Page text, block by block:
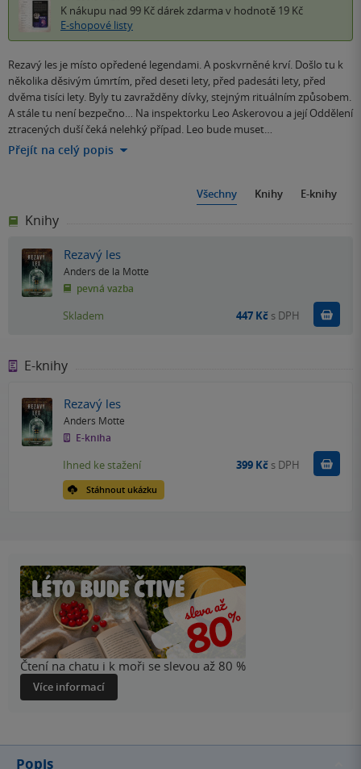
K nákupu nad 99 Kč dárek zdarma v hodnotě 19 Kč
E-shopové listy
Rezavý les je místo opředené legendami. A poskvrněné krví. Došlo tu k
několika děsivým úmrtím, před deseti lety, před padesáti lety, před
dvěma tisíci lety. Byly tu zavražděny dívky, stejným rituálním způsobem.
A stále tu není bezpečno… Na inspektorku Leo Askerovou a její Oddělení
ztracených duší čeká nelehký případ. Leo bude muset…
Přejít na celý popis
Všechny Knihy E-knihy
Knihy
Rezavý les
Anders de la Motte
pevná vazba
Skladem 447 Kč s DPH
E-knihy
Rezavý les
Anders Motte
E-kniha
Stáhnout ukázku
Ihned ke stažení 399 Kč s DPH Koupit
Čtení na chatu i k moři se slevou až 80 %
Více informací
Popis